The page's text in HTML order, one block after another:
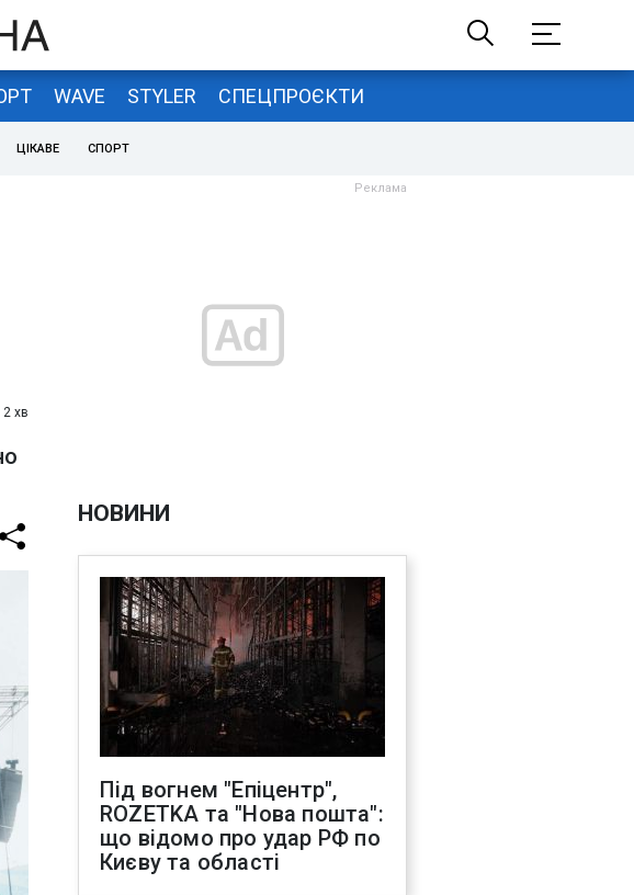
WAVE STYLER СПЕЦПРОЄКТИ
ЦІКАВЕ СПОРТ
2 хв
НОВИНИ
Під вогнем "Епіцентр",
ROZETKA та "Нова пошта":
що відомо про удар РФ по
Києву та області